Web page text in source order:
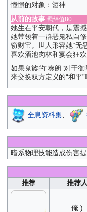
憧憬的对象：酒神
从前的故事 羁绊值80
她生在平安朝代，是震撼
她带领着一群恶鬼私自
窃财宝。世人形容她“无
喜欢酒池肉林和宴会狂
如果鬼族的“爽朗”对于
来交换双方定义的“和平”
全息资料集、
暗系物理技能造成伤害
推荐
推荐人
俺:)